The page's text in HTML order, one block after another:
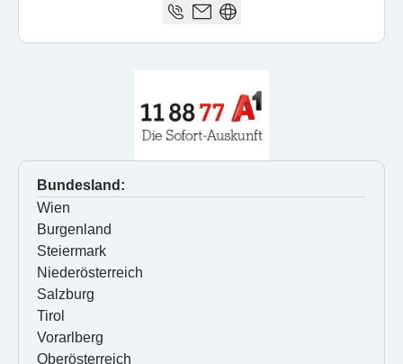
Bundesland:
Wien
Burgenland
Steiermark
Niederösterreich
Salzburg
Tirol
Vorarlberg
Oberösterreich